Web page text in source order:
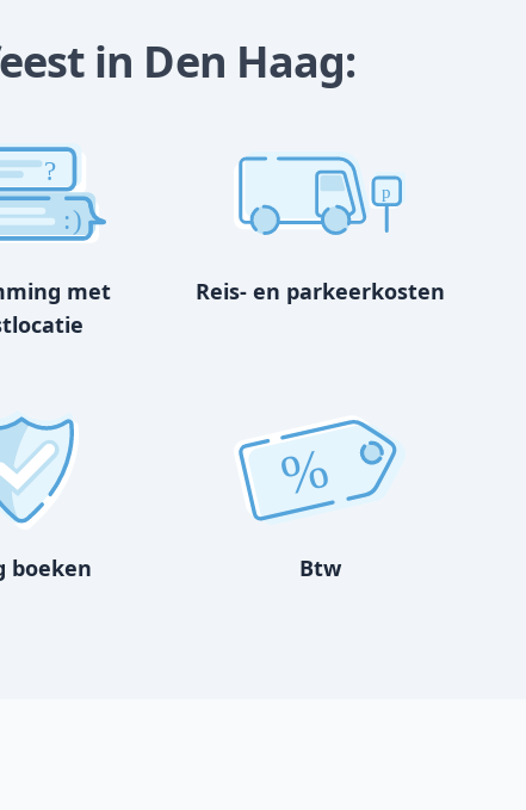
in Den Haag:
?
:)
met
p
Reis- en parkeerkosten
boeken
%
Btw